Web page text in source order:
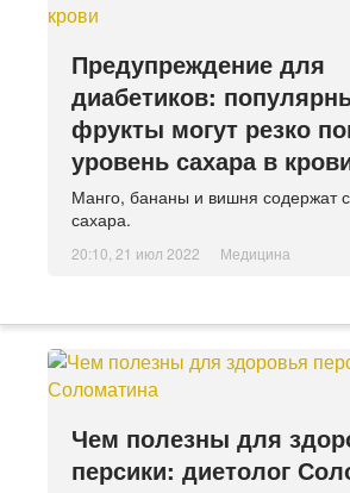
Предупреждение для
диабетиков:
фрукты могут резко
уровень сахара в
Манго, бананы и вишня содержат
сахара.
20:10, 21 июл 2022 Медицина
Чем полезны для
персики: диетолог